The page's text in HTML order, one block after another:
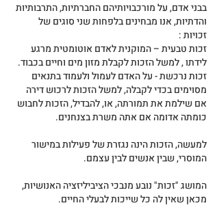
בבני אדם, על מורכבויותיהם החברתיות, התרבותיות
והדתיות, אנו מבחינים בלפחות שני סוגים של
זכויות :
זכות טבעית – המוקנית לאדם אוטומטית מרגע
לידתו , למשל הזכות לקבלת מזון מים וחיים בכבוד.
זכות נרכשת - על האדם לעמול ולעמוד בתנאים
מסוימים בכדי לקבלה, למשל הזכות לרכוש דירה
אם שילמת את תמורתה, או, להבדיל, הזכות לחבוש
כומתה אדומה אם אתה משרת בצנחנים.
למעשה, הזכות הינה נגזרת של פעילות במישור
המוסרי, שבין אנשים לבין עצמם.
המושג "זכות" נובע מנבכי הציביליזציה האנושיות,
מכאן שאין לה כל שייכות לבעלי החיים.